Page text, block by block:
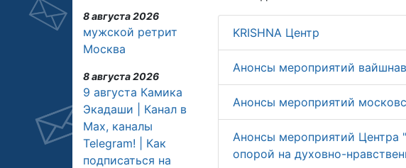
8 августа 2026
мужской ретрит
Москва
8 августа 2026
9 августа Камика
Экадаши | Канал в
Max, каналы
Telegram! | Как
подписаться на
KRISHNA Центр
Анонсы мероприятий
Анонсы мероприятий
Анонсы мероприятий Центра
опорой на духовно-